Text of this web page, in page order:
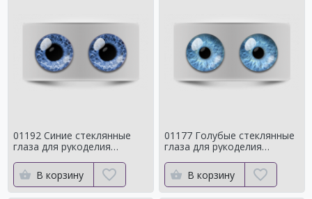
01192 Синие стеклянные
глаза для рукоделия
кукол В корзину
01177 Голубые стеклянные
глаза для рукоделия
В корзину